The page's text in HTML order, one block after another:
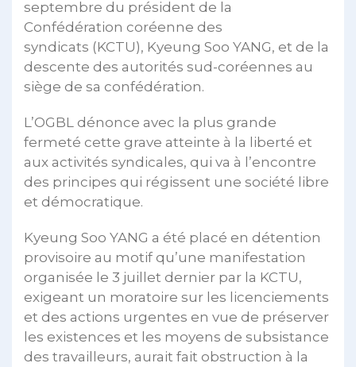
septembre du président de la
Confédération coréenne des
syndicats (KCTU), Kyeung Soo YANG, et de la
descente des autorités sud-coréennes au
siège de sa confédération.
L’OGBL dénonce avec la plus grande
fermeté cette grave atteinte à la liberté et
aux activités syndicales, qui va à l’encontre
des principes qui régissent une société libre
et démocratique.
Kyeung Soo YANG a été placé en détention
provisoire au motif qu’une manifestation
organisée le 3 juillet dernier par la KCTU,
exigeant un moratoire sur les licenciements
et des actions urgentes en vue de préserver
les existences et les moyens de subsistance
des travailleurs, aurait fait obstruction à la